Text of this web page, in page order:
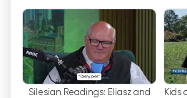
里-斯拉斯凯、莱津伊、奥尔库
托霍瓦、拉齐斯卡-戈尔内和佐
过有线电视网络收看
forCiebietv 的受众范围很广，
和娱乐。
Silesian Readings: Eliasz and
Kids